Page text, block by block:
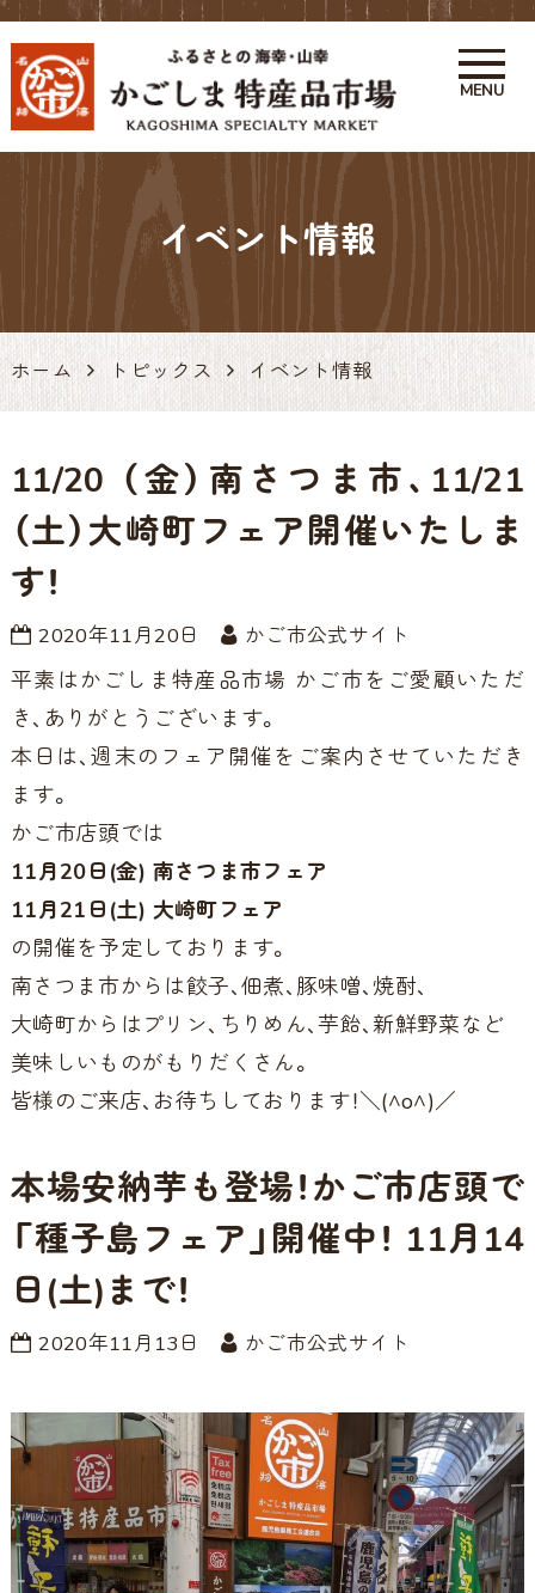
かごしま特産品市場 かご市 鹿
児島の特産品・お土産アンテナ
MENU
イベント情報
ホーム トピックス イベント情報
11/20 （金）南さつま市、11/21
（土）大崎町フェア開催いたしま
す！
2020年11月20日 かご市公式サイト
平素はかごしま特産品市場 かご市をご愛顧いただ
き、ありがとうございます。
本日は、週末のフェア開催をご案内させていただき
ます。
かご市店頭では
11月20日(金) 南さつま市フェア
11月21日(土) 大崎町フェア
の開催を予定しております。
南さつま市からは餃子、佃煮、豚味噌、焼酎、
大崎町からはプリン、ちりめん、芋飴、新鮮野菜など
美味しいものがもりだくさん。
皆様のご来店、お待ちしております！＼(^o^)／
本場安納芋も登場！かご市店頭で
「種子島フェア」開催中！ 11月14
日(土)まで！
2020年11月13日 かご市公式サイト